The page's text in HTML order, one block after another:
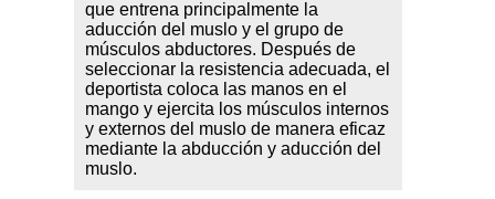
que entrena principalmente la
aducción del muslo y el grupo de
músculos abductores. Después de
seleccionar la resistencia adecuada, el
deportista coloca las manos en el
mango y ejercita los músculos internos
y externos del muslo de manera eficaz
mediante la abducción y aducción del
muslo.